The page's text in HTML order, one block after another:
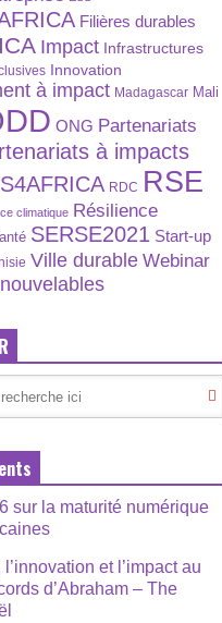
Filières durables
Impact Infrastructures
Innovation
à impact Madagascar Mali
ONG Partenariats
à impacts
RDC RSE
climatique Résilience
SERSE2021 Start-up
Ville durable Webinar
sur la maturité numérique
et l’impact au
d’Abraham – The